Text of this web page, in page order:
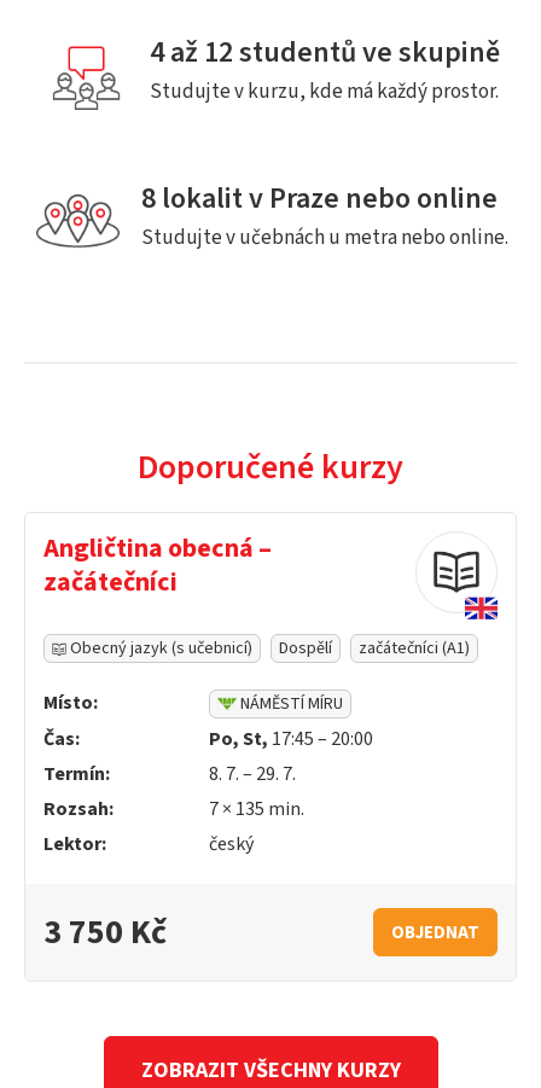
4 až 12 studentů ve skupině
Studujte v kurzu, kde má každý prostor.
8 lokalit v Praze nebo online
Studujte v učebnách u metra nebo online.
Doporučené kurzy
Angličtina obecná –
začátečníci
Obecný jazyk (s učebnicí) Dospělí začátečníci (A1)
Místo: NÁMĚSTÍ MÍRU
Čas: Po, St, 17:45 – 20:00
Termín:
8. 7. – 29. 7.
Rozsah:
7 × 135 min.
Lektor:
český
3 750 Kč OBJEDNAT
ZOBRAZIT VŠECHNY KURZY